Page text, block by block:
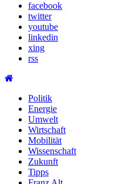
facebook
twitter
youtube
linkedin
xing
rss
Politik
Energie
Umwelt
Wirtschaft
Mobilität
Wissenschaft
Zukunft
Tipps